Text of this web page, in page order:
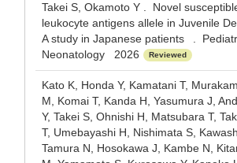
Takei S, Okamoto Y . Novel
leukocyte antigens allele in Juvenile
A study in Japanese patients .
Neonatology 2026
Reviewed
Kato K, Honda Y, Kamatani T,
M, Komai T, Kanda H, Yasumura J,
Y, Takei S, Ohnishi H, Matsubara T,
T, Umebayashi H, Nishimata S,
Tamura N, Hosokawa J, Kambe N,